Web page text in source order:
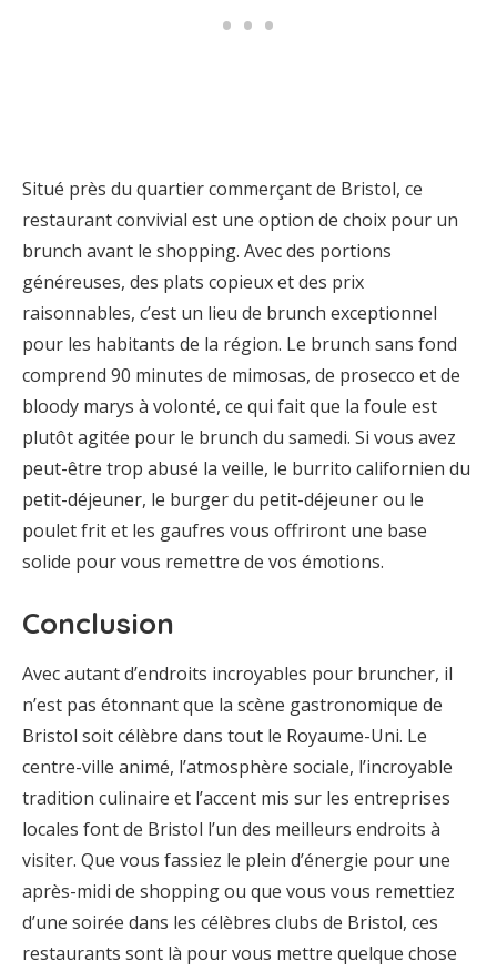
Situé près du quartier commerçant de Bristol, ce
restaurant convivial est une option de choix pour un
brunch avant le shopping. Avec des portions
généreuses, des plats copieux et des prix
raisonnables, c’est un lieu de brunch exceptionnel
pour les habitants de la région. Le brunch sans fond
comprend 90 minutes de mimosas, de prosecco et de
bloody marys à volonté, ce qui fait que la foule est
plutôt agitée pour le brunch du samedi. Si vous avez
peut-être trop abusé la veille, le burrito californien du
petit-déjeuner, le burger du petit-déjeuner ou le
poulet frit et les gaufres vous offriront une base
solide pour vous remettre de vos émotions.
Conclusion
Avec autant d’endroits incroyables pour bruncher, il
n’est pas étonnant que la scène gastronomique de
Bristol soit célèbre dans tout le Royaume-Uni. Le
centre-ville animé, l’atmosphère sociale, l’incroyable
tradition culinaire et l’accent mis sur les entreprises
locales font de Bristol l’un des meilleurs endroits à
visiter. Que vous fassiez le plein d’énergie pour une
après-midi de shopping ou que vous vous remettiez
d’une soirée dans les célèbres clubs de Bristol, ces
restaurants sont là pour vous mettre quelque chose